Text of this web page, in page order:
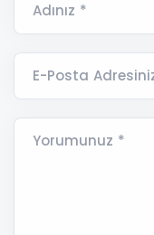
Adınız *
E-Posta
Yorumunuz *